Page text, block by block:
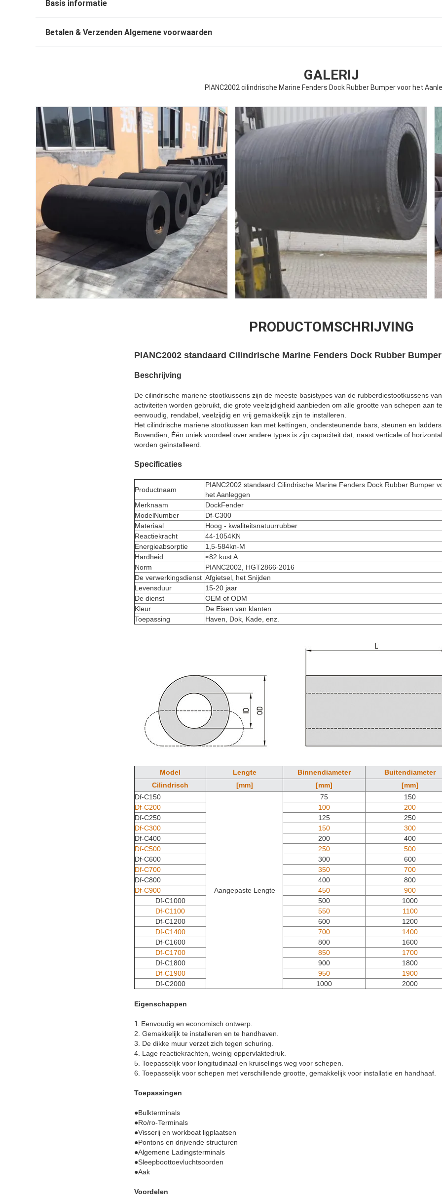
Basis informatie
Betalen & Verzenden Algemene voorwaarden
GALERIJ
PIANC2002 cilindrische Marine Fenders Dock Rubber Bumper voor het
PRODUCTOMSCHRIJVING
PIANC2002 standaard Cilindrische Marine Fenders Dock Rubber
Beschrijving
De cilindrische mariene stootkussens zijn de meeste basistypes van de rubberdiestootkussens
activiteiten worden gebruikt, die grote veelzijdigheid aanbieden om alle grootte van schepen aan
eenvoudig, rendabel, veelzijdig en vrij gemakkelijk zijn te installeren.
Het cilindrische mariene stootkussen kan met kettingen, ondersteunende bars, steunen en
Bovendien, Één uniek voordeel over andere types is zijn capaciteit dat, naast verticale of
worden geïnstalleerd.
Specificaties
Productnaam
PIANC2002 standaard Cilindrische Marine Fenders Dock Rubber Bumper
het Aanleggen
Merknaam
DockFender
ModelNumber
Df-C300
Materiaal
Hoog - kwaliteitsnatuurrubber
Reactiekracht
44-1054KN
Energieabsorptie
1,5-584kn-M
Hardheid
≤82 kust A
Norm
PIANC2002, HGT2866-2016
De verwerkingsdienst Afgietsel, het Snijden
Levensduur
15-20 jaar
De dienst
OEM of ODM
Kleur
De Eisen van klanten
Toepassing
Haven, Dok, Kade, enz.
Model Lengte Binnendiameter
Buitendiameter
Cilindrisch
[mm] [mm]
[mm]
Df-C150
Aangepaste Lengte
75
150
Df-C200
100
200
Df-C250
125
250
Df-C300
150
300
Df-C400
200
400
Df-C500
250
500
Df-C600
300
600
Df-C700
350
700
Df-C800
400
800
Df-C900
450
900
Df-C1000
500
1000
Df-C1100
550
1100
Df-C1200
600
1200
Df-C1400
700
1400
Df-C1600
800
1600
Df-C1700
850
1700
Df-C1800
900
1800
Df-C1900
950
1900
Df-C2000
1000 2000
Eigenschappen
1. Eenvoudig en economisch ontwerp.
2. Gemakkelijk te installeren en te handhaven.
3. De dikke muur verzet zich tegen schuring.
4. Lage reactiekrachten, weinig oppervlaktedruk.
5. Toepasselijk voor longitudinaal en kruiselings weg voor schepen.
6. Toepasselijk voor schepen met verschillende grootte, gemakkelijk voor installatie en handhaaf.
Toepassingen
●Bulkterminals
●Ro/ro-Terminals
●Visserij en workboat ligplaatsen
●Pontons en drijvende structuren
●Algemene Ladingsterminals
●Sleepboottoevluchtsoorden
●Aak
Voordelen